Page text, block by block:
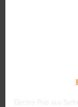
Electro-Pop aus